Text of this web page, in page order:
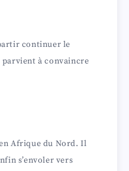
continuer le
à convaincre
Afrique du Nord. Il
s’envoler vers